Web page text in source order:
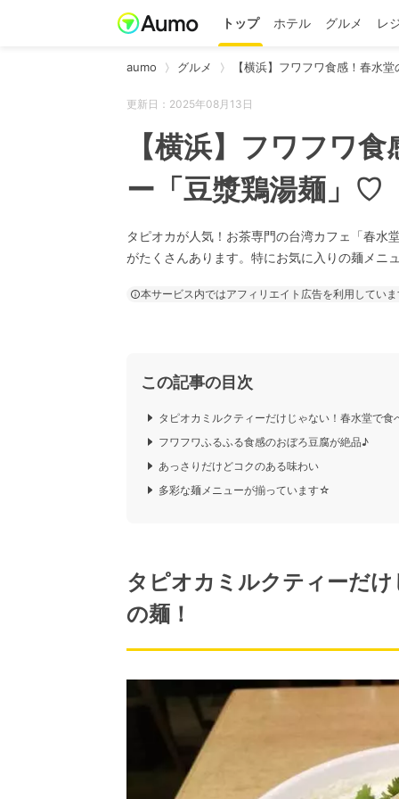
トップ ホテル グルメ レ
aumo グルメ 【横浜】フワフワ食感！春水
更新日：2025年08月13日
【横浜】フワフワ
ー「豆漿鶏湯麺」♡
タピオカが人気！お茶専門の台湾カフェ「春水
がたくさんあります。特にお気に入りの麺メ
本サービス内ではアフィリエイト広告を利用してい
この記事の目次
タピオカミルクティーだけじゃない！春水堂で食
フワフワふるふる食感のおぼろ豆腐が絶品♪
あっさりだけどコクのある味わい
多彩な麺メニューが揃っています☆
タピオカミルクティーだ
の麺！